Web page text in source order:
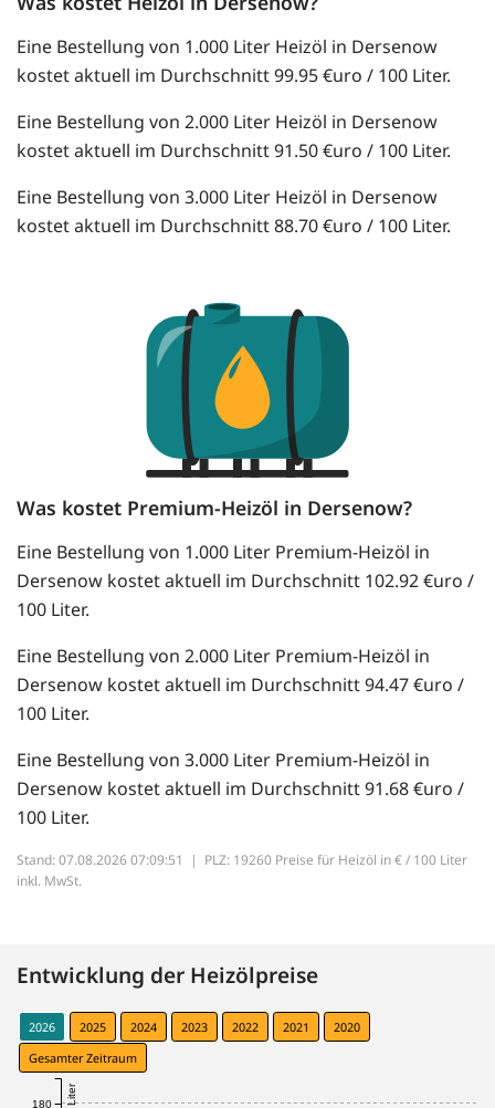
Eine Bestellung von 1.000 Liter Heizöl in Dersenow
kostet aktuell im Durchschnitt 99.95 €uro / 100 Liter.
Eine Bestellung von 2.000 Liter Heizöl in Dersenow
kostet aktuell im Durchschnitt 91.50 €uro / 100 Liter.
Eine Bestellung von 3.000 Liter Heizöl in Dersenow
kostet aktuell im Durchschnitt 88.70 €uro / 100 Liter.
Was kostet Premium-Heizöl in Dersenow?
Eine Bestellung von 1.000 Liter Premium-Heizöl in
Dersenow kostet aktuell im Durchschnitt 102.92 €uro /
100 Liter.
Eine Bestellung von 2.000 Liter Premium-Heizöl in
Dersenow kostet aktuell im Durchschnitt 94.47 €uro /
100 Liter.
Eine Bestellung von 3.000 Liter Premium-Heizöl in
Dersenow kostet aktuell im Durchschnitt 91.68 €uro /
100 Liter.
Stand: 07.08.2026 07:09:51 | PLZ: 19260 Preise für Heizöl in € / 100 Liter
inkl. MwSt.
Entwicklung der Heizölpreise
2026 2025 2024 2023 2022 2021
2020
Gesamter Zeitraum
180